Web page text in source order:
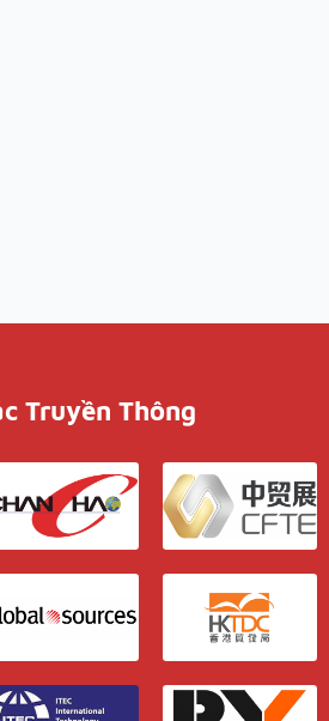
Truyền Thông